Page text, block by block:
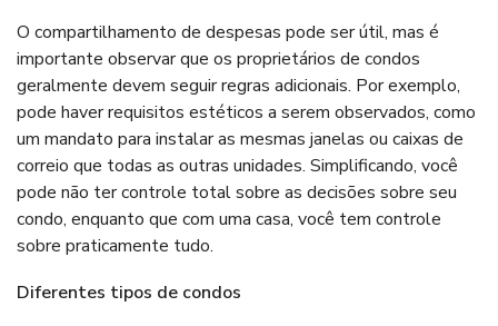
O compartilhamento de despesas pode ser útil, mas é
importante observar que os proprietários de condos
geralmente devem seguir regras adicionais. Por exemplo,
pode haver requisitos estéticos a serem observados, como
um mandato para instalar as mesmas janelas ou caixas de
correio que todas as outras unidades. Simplificando, você
pode não ter controle total sobre as decisões sobre seu
condo, enquanto que com uma casa, você tem controle
sobre praticamente tudo.
Diferentes tipos de condos